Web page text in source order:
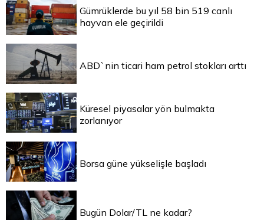
Gümrüklerde bu yıl 58 bin 519 canlı
hayvan ele geçirildi
ABD`nin ticari ham petrol stokları arttı
Küresel piyasalar yön bulmakta
zorlanıyor
Borsa güne yükselişle başladı
Bugün Dolar/TL ne kadar?